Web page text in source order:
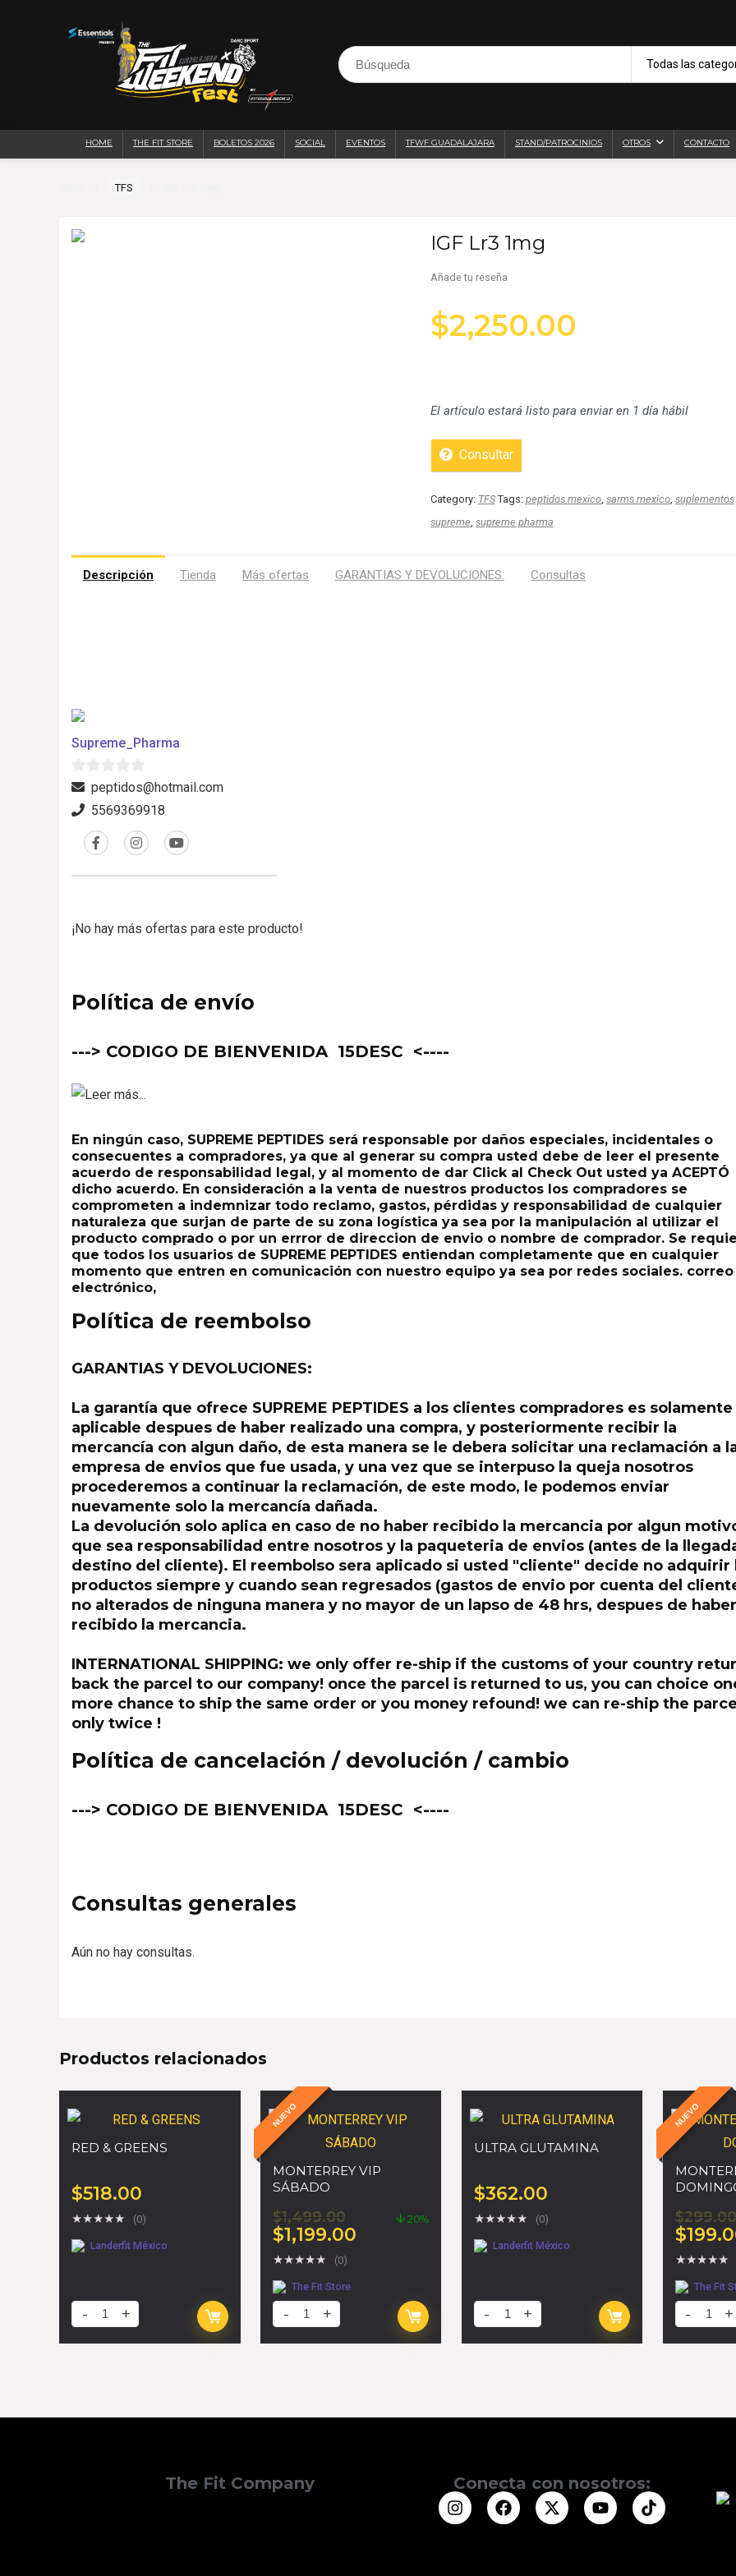
Todas las
HOME THE FIT STORE BOLETOS 2026 SOCIAL EVENTOS TFWF GUADALAJARA STAND/PATROCINIOS OTROS CONTACTO
TFS
IGF Lr3 1mg
Añade tu reseña
$2,250.00
El artículo estará listo para enviar en 1 día hábil
Consultar
Category: TFS Tags: peptidos mexico, sarms mexico, suplementos
supreme supreme pharma
Descripción Tienda Más ofertas GARANTIAS Y DEVOLUCIONES: Consultas
Supreme_Pharma
0
peptidos@hotmail.com
5569369918
¡No hay más ofertas para este producto!
Política de envío
---> CODIGO DE BIENVENIDA 15DESC <----
En ningún caso, SUPREME PEPTIDES será responsable por daños especiales, incidentales o
consecuentes a compradores, ya que al generar su compra usted debe de leer el presente
acuerdo de responsabilidad legal, y al momento de dar Click al Check Out usted ya ACEPTÓ
dicho acuerdo. En consideración a la venta de nuestros productos los compradores se
comprometen a indemnizar todo reclamo, gastos, pérdidas y responsabilidad de cualquier
naturaleza que surjan de parte de su zona logística ya sea por la manipulación al utilizar el
producto comprado o por un errror de direccion de envio o nombre de comprador. Se
que todos los usuarios de SUPREME PEPTIDES entiendan completamente que en cualquier
momento que entren en comunicación con nuestro equipo ya sea por redes sociales. correo
electrónico,
Política de reembolso
GARANTIAS Y DEVOLUCIONES:
La garantía que ofrece SUPREME PEPTIDES a los clientes compradores es solamente
aplicable despues de haber realizado una compra, y posteriormente recibir la
mercancía con algun daño, de esta manera se le debera solicitar una reclamación a
empresa de envios que fue usada, y una vez que se interpuso la queja nosotros
procederemos a continuar la reclamación, de este modo, le podemos enviar
nuevamente solo la mercancía dañada.
La devolución solo aplica en caso de no haber recibido la mercancia por algun
que sea responsabilidad entre nosotros y la paqueteria de envios (antes de la
destino del cliente). El reembolso sera aplicado si usted "cliente" decide no adquirir
productos siempre y cuando sean regresados (gastos de envio por cuenta del
no alterados de ninguna manera y no mayor de un lapso de 48 hrs, despues de haber
recibido la mercancia.
INTERNATIONAL SHIPPING: we only offer re-ship if the customs of your country
back the parcel to our company! once the parcel is returned to us, you can choice
more chance to ship the same order or you money refound! we can re-ship the
only twice !
Política de cancelación / devolución / cambio
---> CODIGO DE BIENVENIDA 15DESC <----
Consultas generales
Aún no hay consultas.
Productos relacionados
RED & GREENS
$518.00
★★★★★ (0)
Landerfit México
NUEVO
MONTERREY VIP
SÁBADO
$1,499.00
$1,199.00
20%
★★★★★ (0)
The Fit Store
ULTRA GLUTAMINA
$362.00
★★★★★ (0)
Landerfit México
NUEVO
$299.00
$
★★★★★
The Fit
The Fit Company Conecta con nosotros: